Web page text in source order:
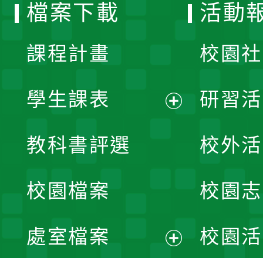
檔案下載
課程計畫
學生課表
單
教科書評選
校園檔案
處室檔案
活動
校園
研習
校外
校園
校園